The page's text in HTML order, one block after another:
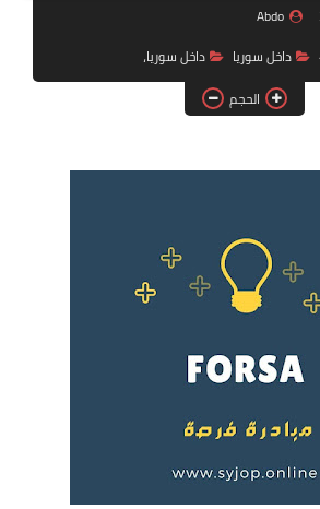
فرص عمل في العراق
فرص عمل في اليمن
فرص عمل في السودان
Abdo
داخل سوريا
داخل سوريا،
الحجم